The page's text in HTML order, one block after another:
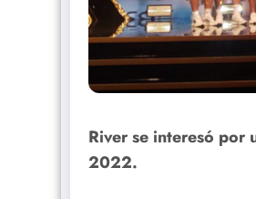
River se interesó por
2022.